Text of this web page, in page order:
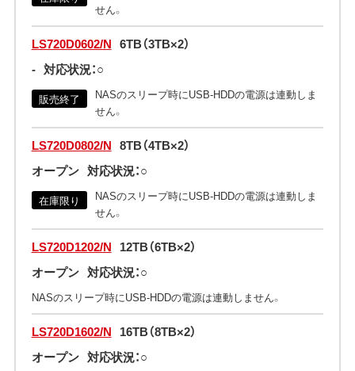
せん。
LS720D0602/N 6TB（3TB×2）
- 対応状況：○
販売終了
NASのスリープ時にUSB-HDDの電源は連動しま
せん。
LS720D0802/N 8TB（4TB×2）
オープン 対応状況：○
在庫限り
NASのスリープ時にUSB-HDDの電源は連動しま
せん。
LS720D1202/N 12TB（6TB×2）
オープン 対応状況：○
NASのスリープ時にUSB-HDDの電源は連動しません。
LS720D1602/N 16TB（8TB×2）
オープン 対応状況：○